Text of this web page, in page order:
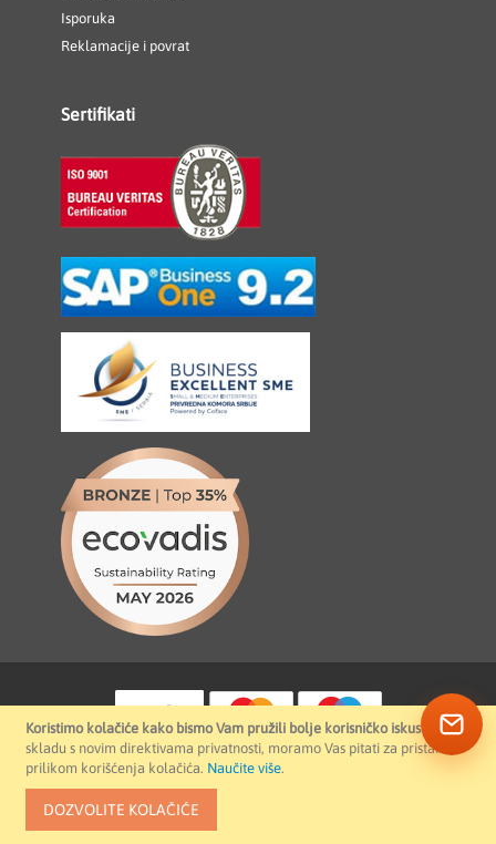
Koristimo kolačiće kako bismo Vam pružili bolje korisničko iskustvo. U
skladu s novim direktivama privatnosti, moramo Vas pitati za pristanak
prilikom korišćenja kolačića. Naučite više.
DOZVOLITE KOLAČIĆE
Isporuka
Reklamacije i povrat
Sertifikati